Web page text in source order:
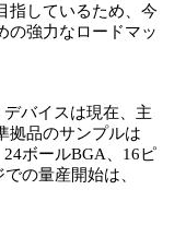
指しているため、今
の強力なロードマッ
デバイスは現在、主
拠品のサンプルは
ボールBGA、16ピ
の量産開始は、